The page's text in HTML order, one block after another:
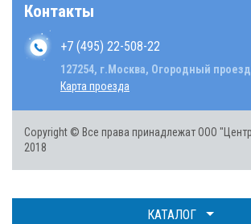
КАТАЛОГ
Контакты
+7 (495) 22-508-22
127254, г.Москва, Огородный
Карта проезда
Copyright © Все права принадлежат ООО
2018